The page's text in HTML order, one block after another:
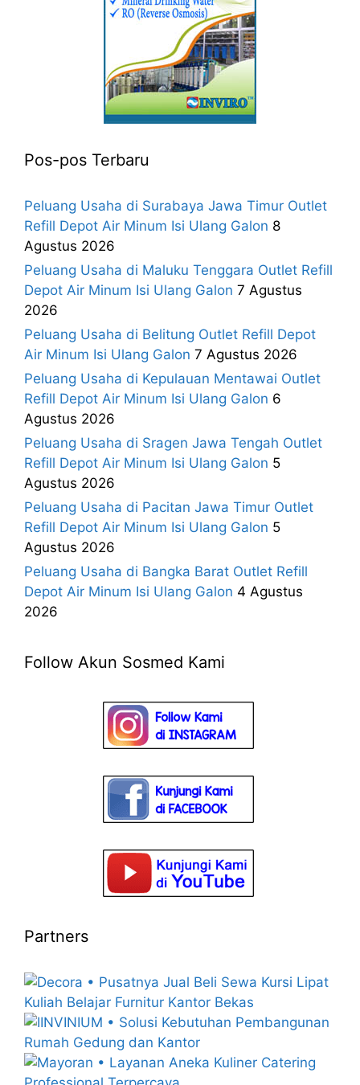
Pos-pos Terbaru
Peluang Usaha di Surabaya Jawa Timur Outlet
Refill Depot Air Minum Isi Ulang Galon 8
Agustus 2026
Peluang Usaha di Maluku Tenggara Outlet Refill
Depot Air Minum Isi Ulang Galon 7 Agustus
2026
Peluang Usaha di Belitung Outlet Refill Depot
Air Minum Isi Ulang Galon 7 Agustus 2026
Peluang Usaha di Kepulauan Mentawai Outlet
Refill Depot Air Minum Isi Ulang Galon 6
Agustus 2026
Peluang Usaha di Sragen Jawa Tengah Outlet
Refill Depot Air Minum Isi Ulang Galon 5
Agustus 2026
Peluang Usaha di Pacitan Jawa Timur Outlet
Refill Depot Air Minum Isi Ulang Galon 5
Agustus 2026
Peluang Usaha di Bangka Barat Outlet Refill
Depot Air Minum Isi Ulang Galon 4 Agustus
2026
Follow Akun Sosmed Kami
Partners